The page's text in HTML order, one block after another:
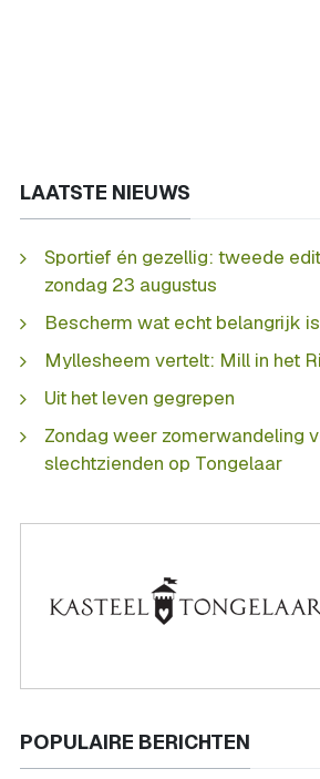
LAATSTE NIEUWS
Sportief én gezellig: tweede
zondag 23 augustus
Bescherm wat echt belangrijk
Myllesheem vertelt: Mill in het
Uit het leven gegrepen
Zondag weer zomerwandeling
slechtzienden op Tongelaar
POPULAIRE BERICHTEN